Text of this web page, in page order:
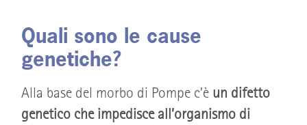
Quali sono le cause
genetiche?
Alla base del morbo di Pompe c’è un difetto
genetico che impedisce all’organismo di